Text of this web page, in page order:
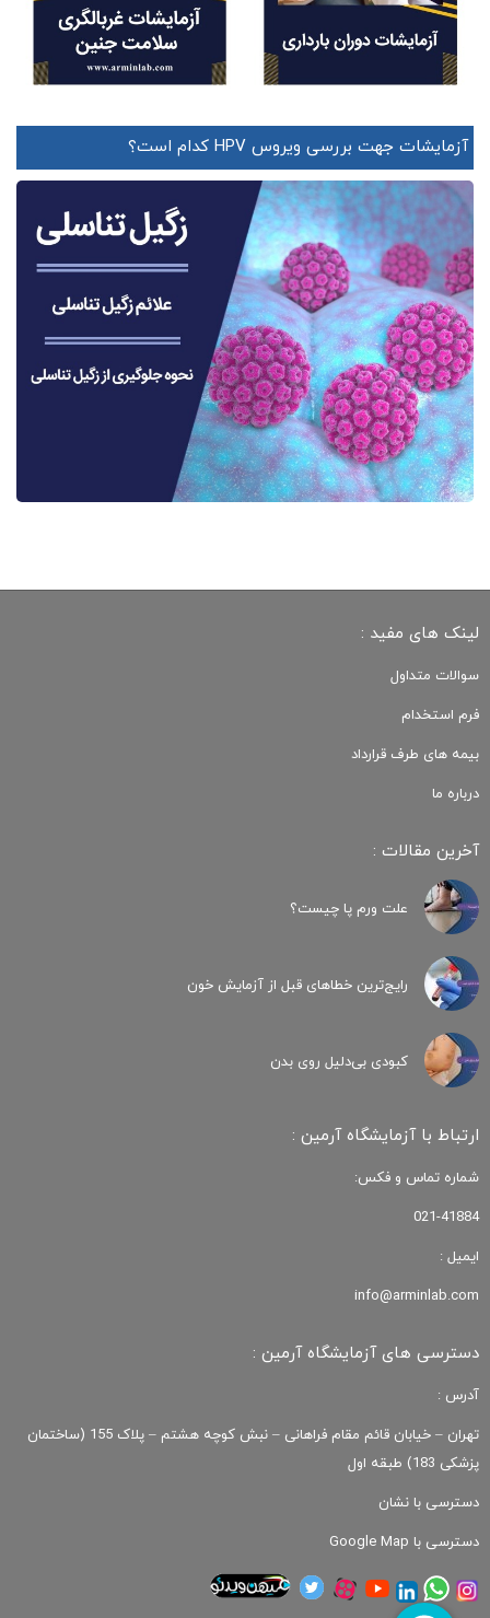
آزمایشات جهت بررسی ویروس HPV کدام است؟
لینک های مفید :
سوالات متداول
فرم استخدام
بیمه های طرف قرارداد
درباره ما
آخرین مقالات :
علت ورم پا چیست؟
رایج‌ترین خطاهای قبل از آزمایش خون
کبودی‌ بی‌دلیل روی بدن
ارتباط با آزمایشگاه آرمین :
شماره تماس و فکس:
021-41884
ایمیل :
info@arminlab.com
دسترسی های آزمایشگاه آرمین :
آدرس :
تهران – خیابان قائم مقام فراهانی – نبش کوچه هشتم – پلاک 155 (ساختمان
پزشکی 183) طبقه اول
دسترسی با نشان
دسترسی با Google Map